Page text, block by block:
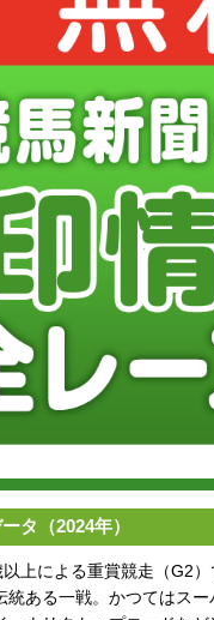
タ（2024年）
上による重賞競走（G2
ある一戦。かつてはス